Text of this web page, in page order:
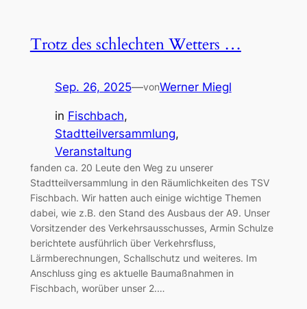
Trotz des schlechten Wetters …
Sep. 26, 2025—vonWerner Miegl
in Fischbach
Stadtteilversammlung
Veranstaltung
fanden ca. 20 Leute den Weg zu unserer
Stadtteilversammlung in den Räumlichkeiten des TSV
Fischbach. Wir hatten auch einige wichtige Themen
dabei, wie z.B. den Stand des Ausbaus der A9. Unser
Vorsitzender des Verkehrsausschusses, Armin Schulze
berichtete ausführlich über Verkehrsfluss,
Lärmberechnungen, Schallschutz und weiteres. Im
Anschluss ging es aktuelle Baumaßnahmen in
Fischbach, worüber unser 2.…